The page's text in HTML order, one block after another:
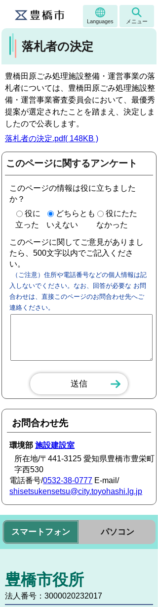
Languages メニュー
落札者の決定
豊橋田原ごみ処理施設整備・運営事業の落
札者については、豊橋田原ごみ処理施設整
備・運営事業審査委員会において、最優秀
提案が選定されたことを踏まえ、決定しま
したので公表します。
落札者の決定.pdf( 148KB )
このページに関するアンケート
このページの情報は役に立ちました
か？
役に
立った
どちらとも
いえない
役にたた
なかった
このページに関してご意見がありまし
たら、500文字以内でご記入くださ
い。
（ご注意）住所や電話番号などの個人情報は記
入しないでください。なお、回答が必要な お問
合わせは、直接このページのお問合わせ先へご
連絡ください。
お問合わせ先
環境部施設建設室
所在地/〒441-3125 愛知県豊橋市豊栄町
字西530
電話番号/0532-38-0777 E-mail/
shisetsukensetsu@city.toyohashi.lg.jp
スマートフォン パソコン
豊橋市役所
法人番号：3000020232017